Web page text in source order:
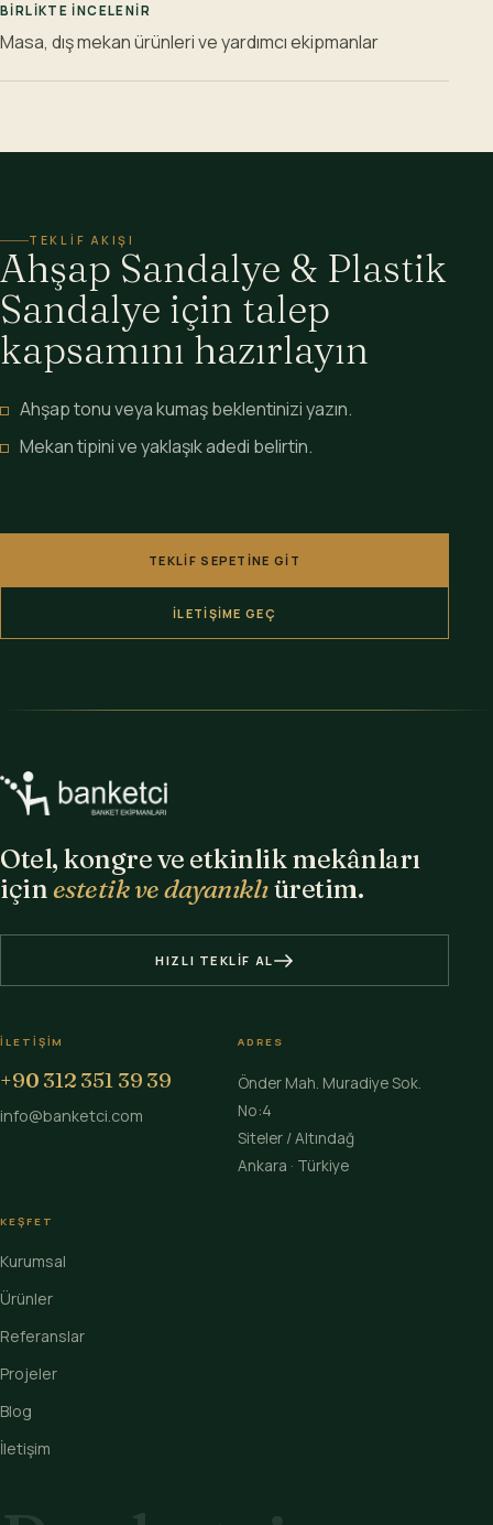
BIRLIKTE INCELENIR
Masa, dış mekan ürünleri ve yardımcı ekipmanlar
TEKLIF AKIŞI
Ahşap Sandalye & Plastik
Sandalye için talep
kapsamını hazırlayın
Ahşap tonu veya kumaş beklentinizi yazın.
Mekan tipini ve yaklaşık adedi belirtin.
TEKLIF SEPETINE GIT
İLETIŞIME GEÇ
Otel, kongre ve etkinlik mekânları
içinestetik ve dayanıklıüretim.
HIZLI TEKLIF AL
İLETIŞIM
+90 312 351 39 39
info@banketci.com
ADRES
Önder Mah. Muradiye Sok.
No:4
Siteler / Altındağ
Ankara · Türkiye
KEŞFET
Kurumsal
Ürünler
Referanslar
Projeler
Blog
İletişim